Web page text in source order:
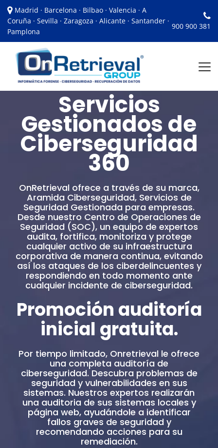
Madrid · Barcelona · Bilbao · Valencia · A
Coruña · Sevilla · Zaragoza · Alicante · Santander ·
Pamplona
900 900 381
Servicios
Gestionados de
Ciberseguridad
360
OnRetrieval ofrece a través de su marca,
Aramida Ciberseguridad, Servicios de
Seguridad Gestionada para empresas.
Desde nuestro Centro de Operaciones de
Seguridad (SOC), un equipo de expertos
audita, fortifica, monitoriza y protege
cualquier activo de su infraestructura
corporativa de manera continua, evitando
así los ataques de los ciberdelincuentes y
respondiendo en todo momento ante
cualquier incidente de ciberseguridad.
Promoción auditoría
inicial gratuita.
Por tiempo limitado, Onretrieval le ofrece
una completa auditoría de
ciberseguridad. Descubra problemas de
seguridad y vulnerabilidades en sus
sistemas. Nuestros expertos realizarán
una auditoria de sus sistemas locales y
página web, ayudándole a identificar
fallos graves de seguridad y
recomendando acciones para su
remediación.